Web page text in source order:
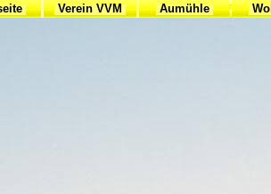
Verein VVM Aumühle